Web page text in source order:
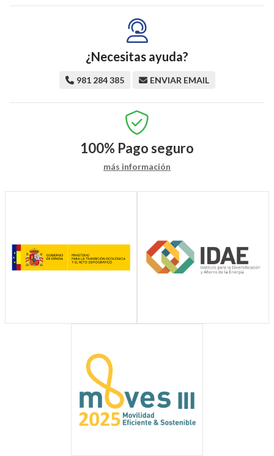
¿Necesitas ayuda?
981 284 385 ENVIAR EMAIL
100% Pago seguro
más información